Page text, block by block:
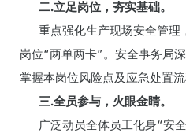
二.立足岗位，夯实基础。
重点强化生产现场安全管理
岗位“两单两卡”。安全事务局
掌握本岗位风险点及应急处置流
三.全员参与，火眼金睛。
广泛动员全体员工化身“安